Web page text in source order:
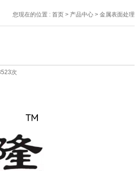
您现在的位置 : 首页 > 产品中心 > 金属表面处理
次